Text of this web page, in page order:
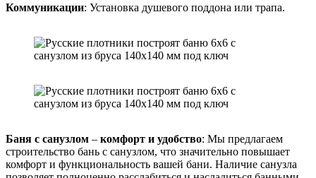
Коммуникации: Установка душевого поддона или трапа.
Баня с санузлом – комфорт и удобство: Мы предлагаем
строительство бань с санузлом, что значительно повышает
комфорт и функциональность вашей бани. Наличие санузла